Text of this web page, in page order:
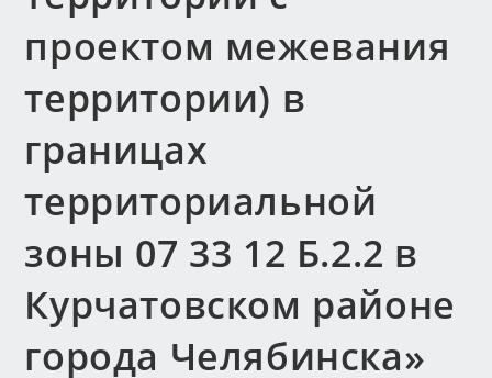
проектом межевания
территории) в
границах
территориальной
зоны 07 33 12 Б.2.2 в
Курчатовском районе
города Челябинска»